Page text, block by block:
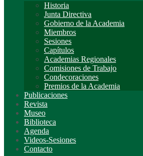
Historia
Junta Directiva
Gobierno de la Academia
Miembros
Sesiones
Capítulos
Academias Regionales
Comisiones de Trabajo
Condecoraciones
Premios de la Academia
Publicaciones
Revista
Museo
Biblioteca
Agenda
Videos-Sesiones
Contacto